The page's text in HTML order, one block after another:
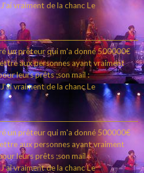
vraiment de la chanc Le
un prêteur qui m'a donné 500000€
aux personnes ayant vraiment
leurs prêts ;son mail :
vraiment de la chancLe
un prêteur qui m'a donné 500000€
aux personnes ayant vraiment
leurs prêts ;son mail :
vraiment de la chancLe